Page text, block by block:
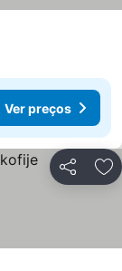
Ver preços
Partilhar